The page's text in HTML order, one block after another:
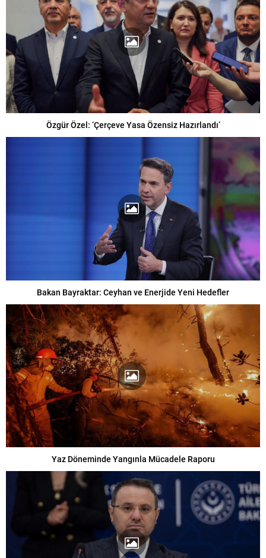
Özgür Özel: ‘Çerçeve Yasa Özensiz Hazırlandı’
Bakan Bayraktar: Ceyhan ve Enerjide Yeni Hedefler
Yaz Döneminde Yangınla Mücadele Raporu